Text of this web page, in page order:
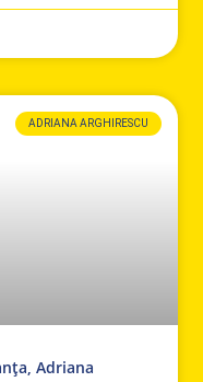
ADRIANA ARGHIRESCU
Adriana